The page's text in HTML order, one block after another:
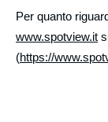
Per quanto
www.spotview.it
(https://